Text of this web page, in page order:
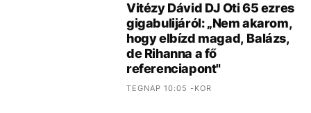
Vitézy Dávid DJ Oti 65 ezres
gigabulijáról: „Nem akarom,
hogy elbízd magad, Balázs,
de Rihanna a fő
referenciapont"
TEGNAP 10:05 -KOR